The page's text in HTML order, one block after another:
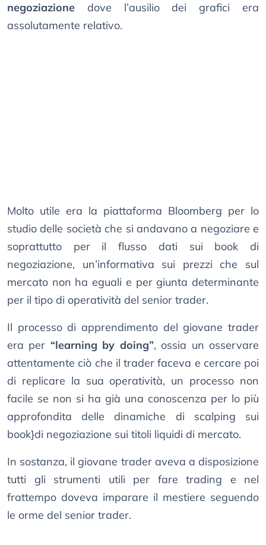
negoziazione dove l’ausilio dei grafici era
assolutamente relativo.
Molto utile era la piattaforma Bloomberg per lo
studio delle società che si andavano a negoziare e
soprattutto per il flusso dati sui book di
negoziazione, un’informativa sui prezzi che sul
mercato non ha eguali e per giunta determinante
per il tipo di operatività del senior trader.
Il processo di apprendimento del giovane trader
era per “learning by doing”, ossia un osservare
attentamente ciò che il trader faceva e cercare poi
di replicare la sua operatività, un processo non
facile se non si ha già una conoscenza per lo più
approfondita delle dinamiche di scalping sui
book}di negoziazione sui titoli liquidi di mercato.
In sostanza, il giovane trader aveva a disposizione
tutti gli strumenti utili per fare trading e nel
frattempo doveva imparare il mestiere seguendo
le orme del senior trader.